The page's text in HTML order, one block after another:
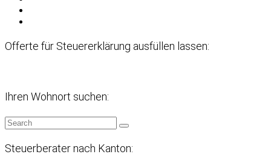
Offerte für Steuererklärung ausfüllen lassen:
Ihren Wohnort suchen:
Steuerberater nach Kanton: